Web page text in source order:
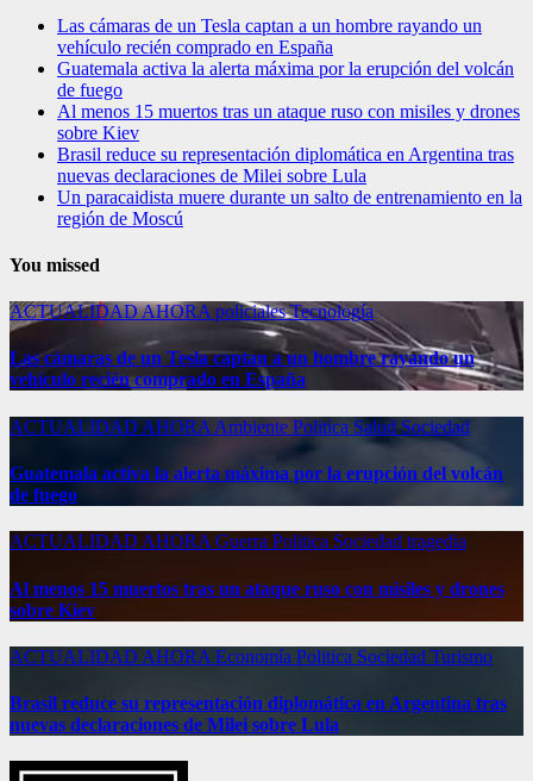
Las cámaras de un Tesla captan a un hombre rayando un
vehículo recién comprado en España
Guatemala activa la alerta máxima por la erupción del volcán
de fuego
Al menos 15 muertos tras un ataque ruso con misiles y drones
sobre Kiev
Brasil reduce su representación diplomática en Argentina tras
nuevas declaraciones de Milei sobre Lula
Un paracaidista muere durante un salto de entrenamiento en la
región de Moscú
You missed
ACTUALIDADAHORA policialesTecnología
Las cámaras de un Tesla captan a un hombre rayando un
vehículo recién comprado en España
ACTUALIDAD AHORA Ambiente Politica Salud Sociedad
Guatemala activa la alerta máxima por la erupción del volcán
de fuego
ACTUALIDAD AHORA Guerra Politica Sociedad tragedia
Al menos 15 muertos tras un ataque ruso con misiles y drones
sobre Kiev
ACTUALIDAD AHORA Economía Politica Sociedad Turismo
Brasil reduce su representación diplomática en Argentina tras
nuevas declaraciones de Milei sobre Lula